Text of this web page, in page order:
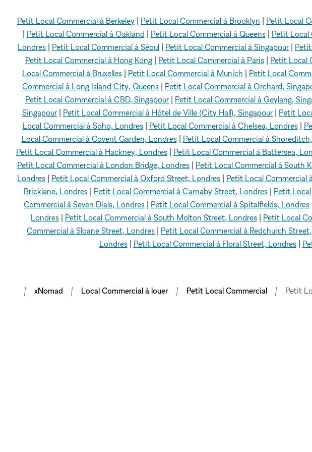
Petit Local Commercial à Berkeley | Petit Local Commercial à Brooklyn | Petit Local
| Petit Local Commercial à Oakland | Petit Local Commercial à Queens| Petit Local
Londres | Petit Local Commercial à Séoul | Petit Local Commercial à Singapour |
Petit Local Commercial à Hong Kong| Petit Local Commercial à Paris| Petit Local
Local Commercial à Bruxelles | Petit Local Commercial à Munich | Petit Local
Commercial à Long Island City, Queens | Petit Local Commercial à Orchard,
Petit Local Commercial à CBD, Singapour | Petit Local Commercial à Geylang,
Singapour | Petit Local Commercial à Hôtel de Ville (City Hall), Singapour | Petit
Local Commercial à Soho, Londres| Petit Local Commercial à Chelsea, Londres|
Local Commercial à Covent Garden, Londres| Petit Local Commercial à
Petit Local Commercial à Hackney, Londres | Petit Local Commercial à Battersea,
Petit Local Commercial à London Bridge, Londres | Petit Local Commercial à South
Londres| Petit Local Commercial à Oxford Street, Londres| Petit Local Commercial
Bricklane, Londres | Petit Local Commercial à Carnaby Street, Londres | Petit
Commercial à Seven Dials, Londres | Petit Local Commercial à Spitalfields, Londres
Londres | Petit Local Commercial à South Molton Street, Londres | Petit Local
Commercial à Sloane Street, Londres | Petit Local Commercial à Redchurch
Londres| Petit Local Commercial à Floral Street, Londres|
xNomad Local Commercial à louer Petit Local Commercial Petit